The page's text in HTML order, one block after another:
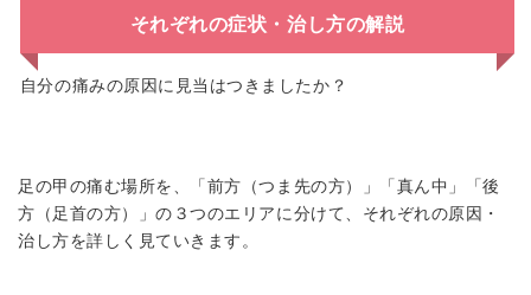
それぞれの症状・治し方の解説
自分の痛みの原因に見当はつきましたか？
足の甲の痛む場所を、「前方（つま先の方）」「真ん中」「後
方（足首の方）」の３つのエリアに分けて、それぞれの原因・
治し方を詳しく見ていきます。